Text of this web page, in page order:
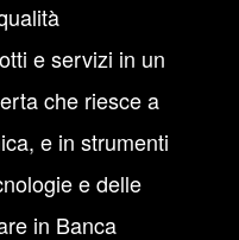
e servizi in un
che riesce a
e in strumenti
e delle
in Banca